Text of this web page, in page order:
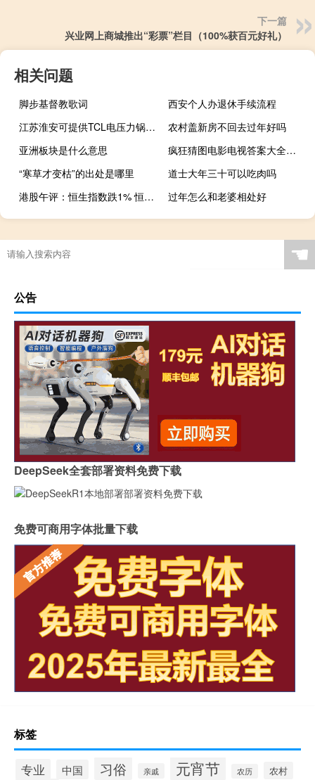
下一篇
兴业网上商城推出“彩票”栏目（100%获百元好礼）
相关问题
脚步基督教歌词
西安个人办退休手续流程
江苏淮安可提供TCL电压力锅维修服务地址在哪
农村盖新房不回去过年好吗
亚洲板块是什么意思
疯狂猜图电影电视答案大全（疯狂猜图所有答案电影电视）
“寒草才变枯”的出处是哪里
道士大年三十可以吃肉吗
港股午评：恒生指数跌1% 恒生科技指数跌1.29%
过年怎么和老婆相处好
☚
公告
DeepSeek全套部署资料免费下载
免费可商用字体批量下载
标签
专业 中国 习俗 亲戚 元宵节 农历 农村